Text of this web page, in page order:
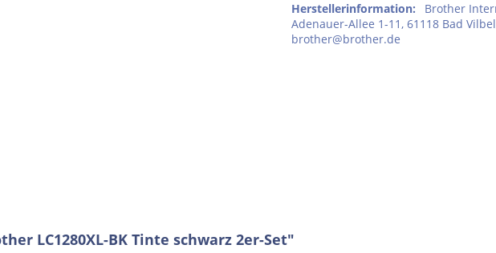
Herstellerinformation:
Brother
Adenauer-Allee 1-11, 61118 Bad
brother@brother.de
LC1280XL-BK Tinte schwarz 2er-Set"